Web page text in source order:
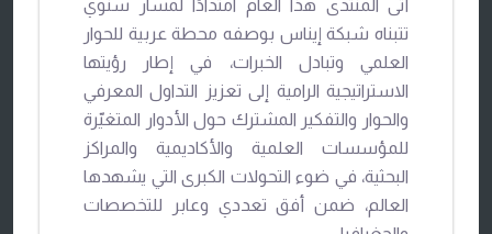
أتى المنتدى هذا العام امتدادًا لمسار سنوي
تتبناه شبكة إيناس بوصفه محطة عربية للحوار
العلمي وتبادل الخبرات، في إطار رؤيتها
الاستراتيجية الرامية إلى تعزيز التداول المعرفي
والحوار والتفكير المشترك حول الأدوار المتغيّرة
للمؤسسات العلمية والأكاديمية والمراكز
البحثية، في ضوء التحولات الكبرى التي يشهدها
العالم، ضمن أفق تعددي وعابر للتخصصات